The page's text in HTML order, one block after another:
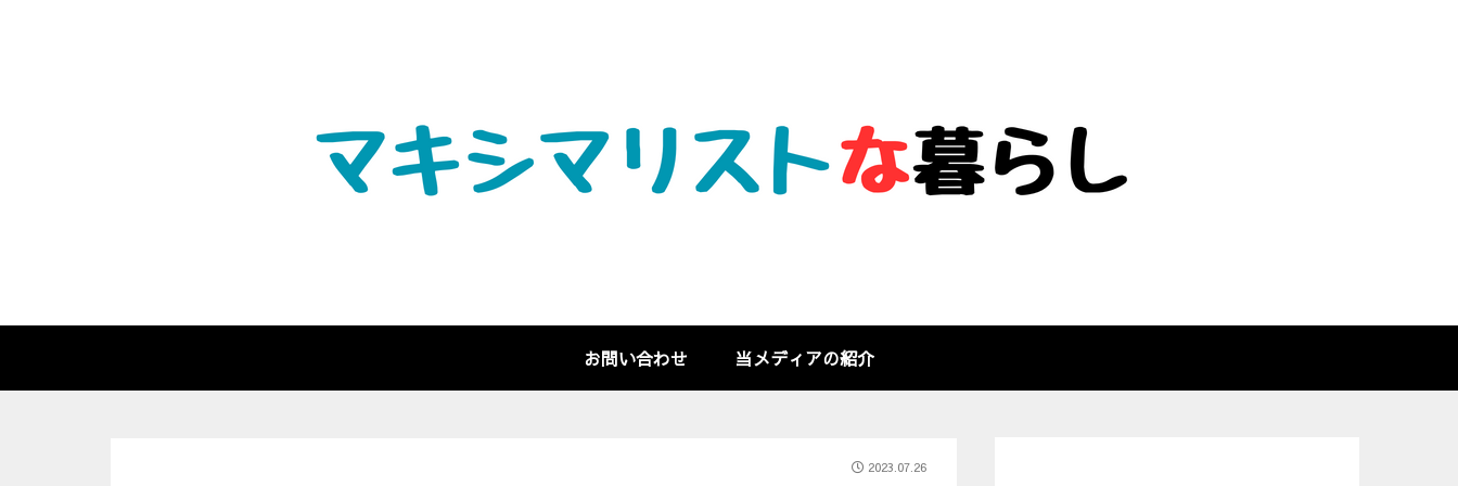
お問い合わせ 当メディアの紹介
2023.07.26